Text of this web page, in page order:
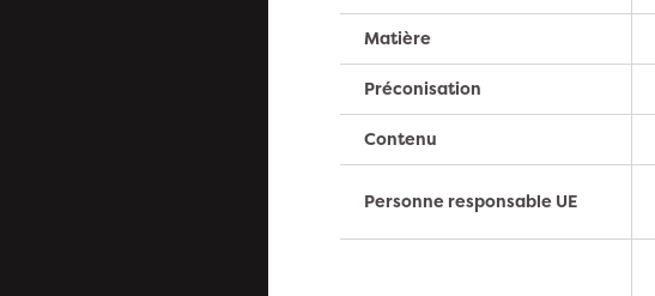
Matière
Préconisation
Contenu
Personne responsable UE